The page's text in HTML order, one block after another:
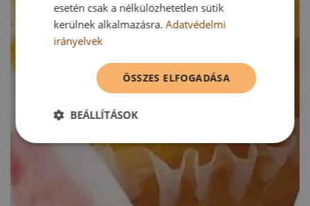
esetén csak a nélkülözhetetlen sütik
kerülnek alkalmazásra.Adatvédelmi
irányelvek
ÖSSZES ELFOGADÁSA
BEÁLLÍTÁSOK